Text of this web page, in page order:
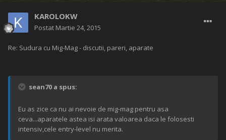
KAROLOKW
Postat Martie 24, 2015
Re: Sudura cu Mig-Mag - discutii, pareri, aparate
sean70 a spus:
Eu as zice ca nu ai nevoie de mig-mag pentru asa
ceva...aparatele astea isi arata valoarea daca le folosesti
intensiv,cele entry-level nu merita.